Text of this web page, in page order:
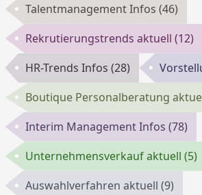
Talentmanagement Infos(46)
Rekrutierungstrends aktuell(12)
HR-Trends Infos(28)
Boutique Personalberatung
Interim Management Infos(78)
Unternehmensverkauf aktuell(5)
Auswahlverfahren aktuell(9)